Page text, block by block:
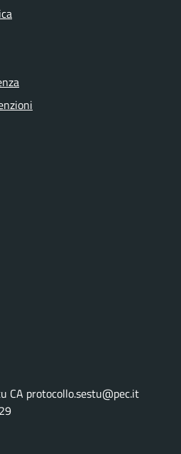
CA protocollo.sestu@pec.it